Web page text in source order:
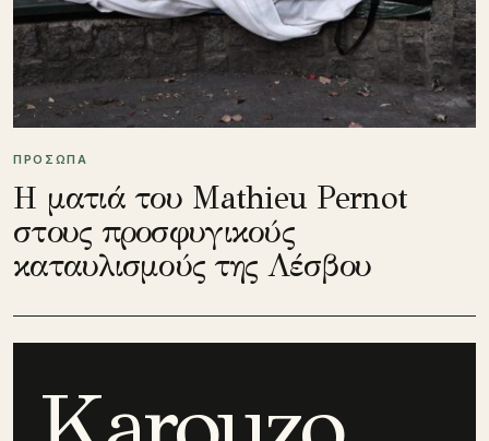
ΠΡΟΣΩΠΑ
Η ματιά του Mathieu Pernot
στους προσφυγικούς
καταυλισμούς της Λέσβου